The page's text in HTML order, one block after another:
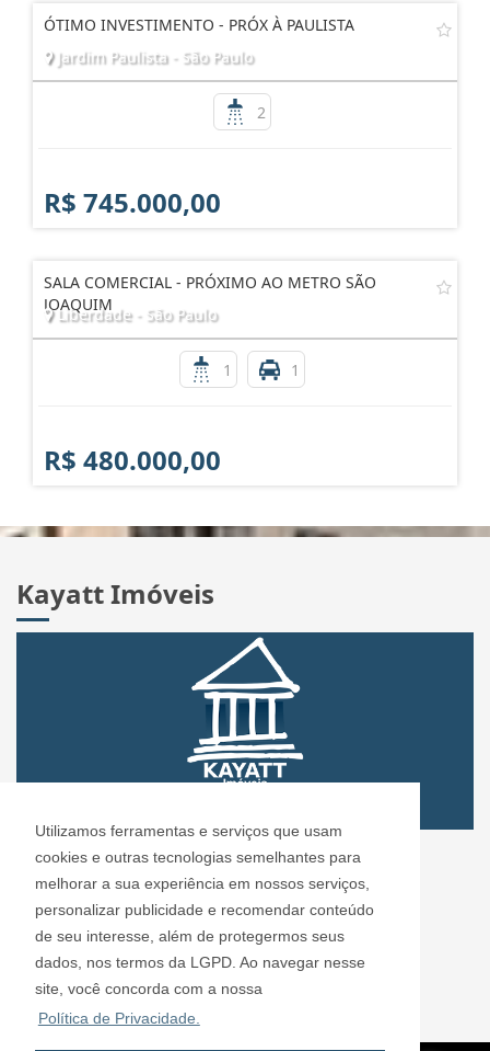
Utilizamos ferramentas e serviços que usam
cookies e outras tecnologias semelhantes para
melhorar a sua experiência em nossos serviços,
personalizar publicidade e recomendar conteúdo
de seu interesse, além de protegermos seus
dados, nos termos da LGPD. Ao navegar nesse
site, você concorda com a nossa
Política de Privacidade.
ÓTIMO INVESTIMENTO - PRÓX À PAULISTA
Jardim Paulista - São Paulo
2
R$ 745.000,00
SALA COMERCIAL - PRÓXIMO AO METRO SÃO
JOAQUIM
Liberdade - São Paulo
1 1
R$ 480.000,00
Kayatt Imóveis
CRECI: 72.304
Informações de Contato
Kayatt Imóveis - 72.304
contato@kayattimoveis.com.br
+55 (11) 99200-6432